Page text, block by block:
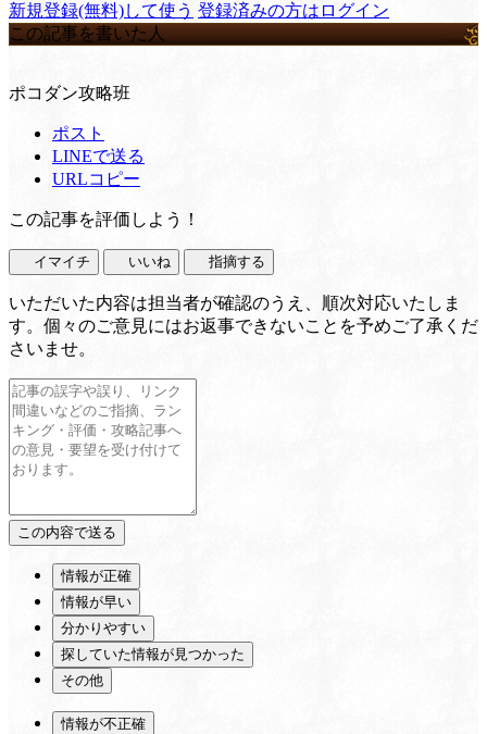
新規登録(無料)して使う 登録済みの方はログイン
この記事を書いた人
ポコダン攻略班
ポスト
LINEで送る
URLコピー
この記事を評価しよう！
イマイチ いいね 指摘する
いただいた内容は担当者が確認のうえ、順次対応いたしま
す。個々のご意見にはお返事できないことを予めご了承くだ
さいませ。
情報が正確
情報が早い
分かりやすい
探していた情報が見つかった
その他
情報が不正確